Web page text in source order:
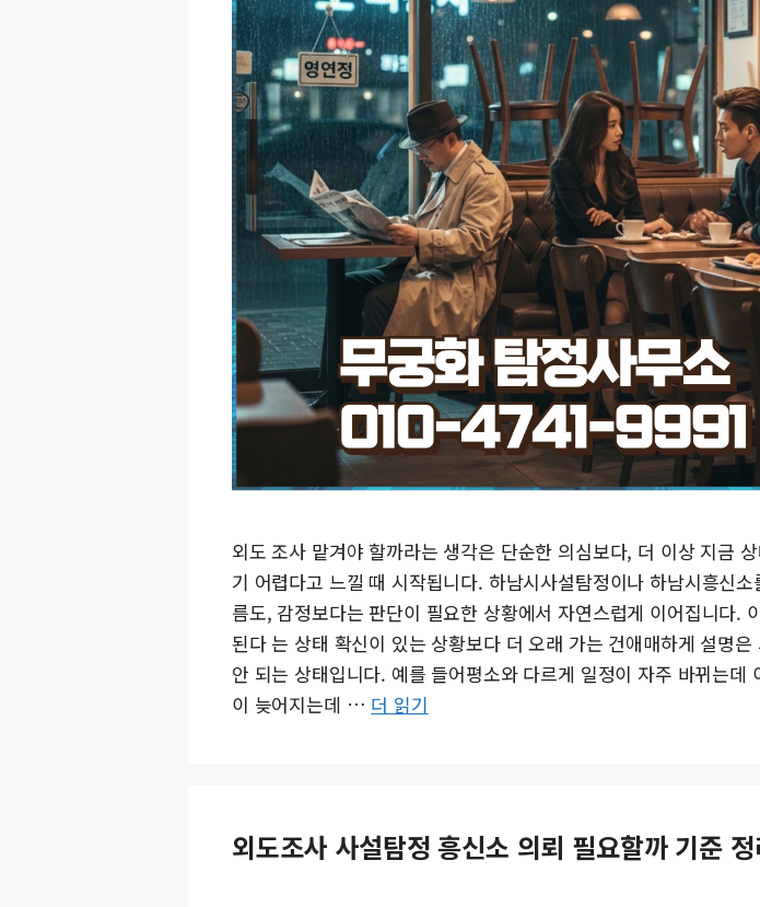
외도 조사 맡겨야 할까라는 생각은 단순한 의심보다, 더 이상 지금
기 어렵다고 느낄 때 시작됩니다. 하남시사설탐정이나 하남시흥신
름도, 감정보다는 판단이 필요한 상황에서 자연스럽게 이어집니다.
된다 는 상태 확신이 있는 상황보다 더 오래 가는 건애매하게 설명은
안 되는 상태입니다. 예를 들어평소와 다르게 일정이 자주 바뀌는데
이 늦어지는데 … 더 읽기
외도조사 사설탐정 흥신소 의뢰 필요할까 기준 정